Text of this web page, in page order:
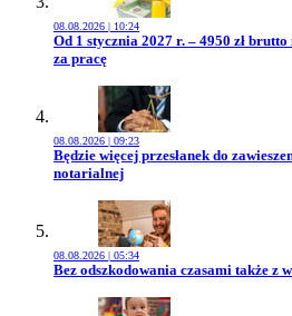
08.08.2026 | 10:24
Przejdź do artykułu:
Od 1 stycznia 2027 r. – 4950 zł
za pracę
08.08.2026 | 09:23
Przejdź do artykułu:
Będzie więcej przesłanek do
notarialnej
08.08.2026 | 05:34
Przejdź do artykułu:
Bez odszkodowania czasami także z